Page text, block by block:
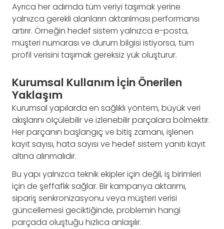
Ayrıca her adımda tüm veriyi taşımak yerine
yalnızca gerekli alanların aktarılması performansı
artırır. Örneğin hedef sistem yalnızca e-posta,
müşteri numarası ve durum bilgisi istiyorsa, tüm
profil verisini taşımak gereksiz yük oluşturur.
Kurumsal Kullanım İçin Önerilen
Yaklaşım
Kurumsal yapılarda en sağlıklı yöntem, büyük veri
akışlarını ölçülebilir ve izlenebilir parçalara bölmektir.
Her parçanın başlangıç ve bitiş zamanı, işlenen
kayıt sayısı, hata sayısı ve hedef sistem yanıtı kayıt
altına alınmalıdır.
Bu yapı yalnızca teknik ekipler için değil, iş birimleri
için de şeffaflık sağlar. Bir kampanya aktarımı,
sipariş senkronizasyonu veya müşteri verisi
güncellemesi geciktiğinde, problemin hangi
parçada oluştuğu hızlıca anlaşılır.